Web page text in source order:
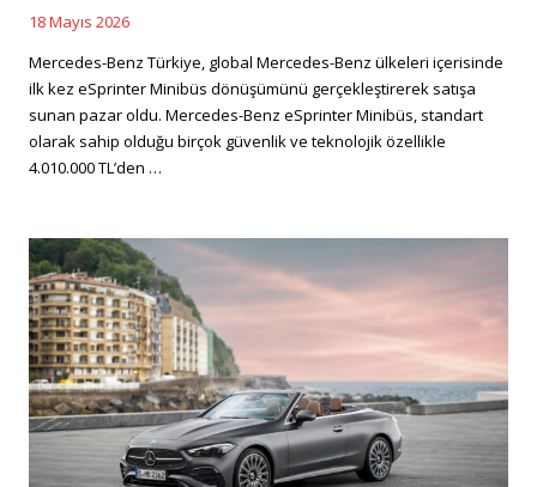
Posted
on
18 Mayıs 2026
Mercedes-Benz Türkiye, global Mercedes-Benz ülkeleri içerisinde
ilk kez eSprinter Minibüs dönüşümünü gerçekleştirerek satışa
sunan pazar oldu. Mercedes-Benz eSprinter Minibüs, standart
olarak sahip olduğu birçok güvenlik ve teknolojik özellikle
4.010.000 TL’den …